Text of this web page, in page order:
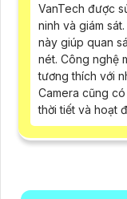
VanTech được
ninh và giám
này giúp quan
nét. Công nghệ
tương thích với
Camera cũng
thời tiết và hoạt